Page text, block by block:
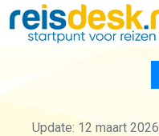
Update: 12 maart 2026